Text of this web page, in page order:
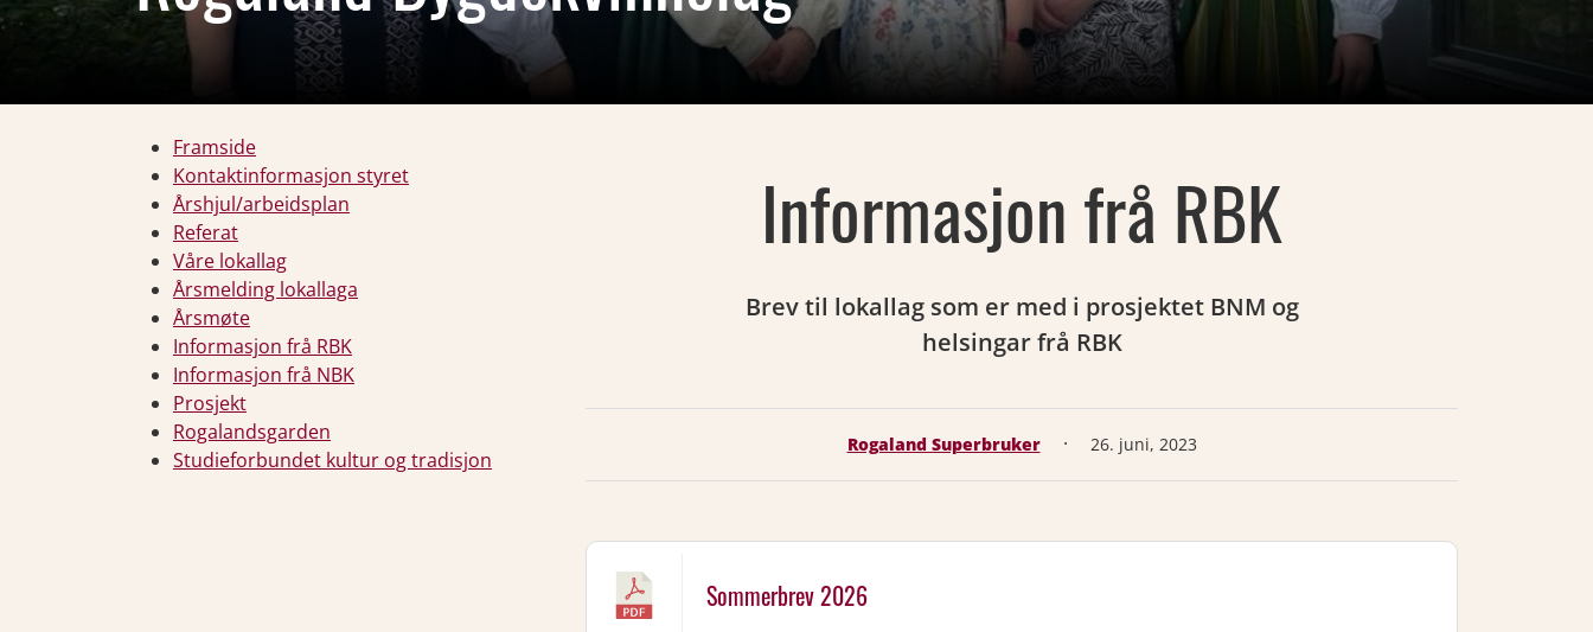
Framside
Kontaktinformasjon styret
Årshjul/arbeidsplan
Referat
Våre lokallag
Årsmelding lokallaga
Årsmøte
Informasjon frå RBK
Informasjon frå NBK
Prosjekt
Rogalandsgarden
Studieforbundet kultur og tradisjon
Informasjon frå RBK
Brev til lokallag som er med i prosjektet BNM og
helsingar frå RBK
Rogaland Superbruker · 26. juni, 2023
Sommerbrev 2026